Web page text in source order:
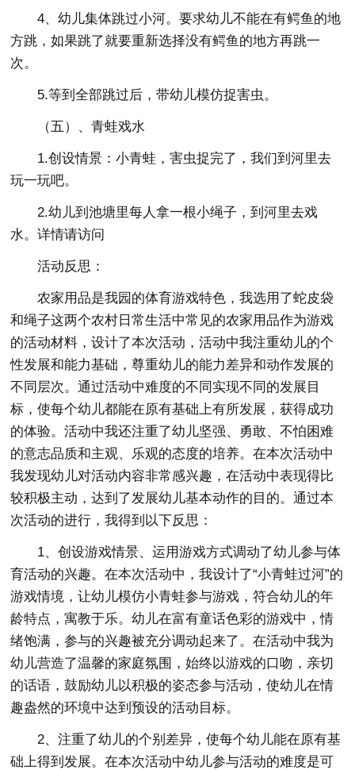
4、幼儿集体跳过小河。要求幼儿不能在有鳄鱼的地
方跳，如果跳了就要重新选择没有鳄鱼的地方再跳一
次。
5.等到全部跳过后，带幼儿模仿捉害虫。
（五）、青蛙戏水
1.创设情景：小青蛙，害虫捉完了，我们到河里去
玩一玩吧。
2.幼儿到池塘里每人拿一根小绳子，到河里去戏
水。详情请访问
活动反思：
农家用品是我园的体育游戏特色，我选用了蛇皮袋
和绳子这两个农村日常生活中常见的农家用品作为游戏
的活动材料，设计了本次活动，活动中我注重幼儿的个
性发展和能力基础，尊重幼儿的能力差异和动作发展的
不同层次。通过活动中难度的不同实现不同的发展目
标，使每个幼儿都能在原有基础上有所发展，获得成功
的体验。活动中我还注重了幼儿坚强、勇敢、不怕困难
的意志品质和主观、乐观的态度的培养。在本次活动中
我发现幼儿对活动内容非常感兴趣，在活动中表现得比
较积极主动，达到了发展幼儿基本动作的目的。通过本
次活动的进行，我得到以下反思：
1、创设游戏情景、运用游戏方式调动了幼儿参与体
育活动的兴趣。在本次活动中，我设计了“小青蛙过河”的
游戏情境，让幼儿模仿小青蛙参与游戏，符合幼儿的年
龄特点，寓教于乐。幼儿在富有童话色彩的游戏中，情
绪饱满，参与的兴趣被充分调动起来了。在活动中我为
幼儿营造了温馨的家庭氛围，始终以游戏的口吻，亲切
的话语，鼓励幼儿以积极的姿态参与活动，使幼儿在情
趣盎然的环境中达到预设的活动目标。
2、注重了幼儿的个别差异，使每个幼儿能在原有基
础上得到发展。在本次活动中幼儿参与活动的难度是可